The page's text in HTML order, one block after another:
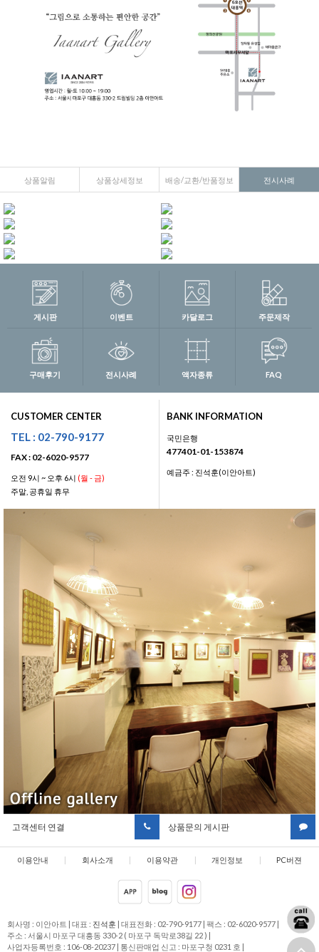
상품알림 상품상세정보 배송/교환/반품정보 전시사례
게시판 이벤트 카달로그 주문제작
구매후기 전시사례 액자종류 FAQ
CUSTOMER CENTER
TEL : 02-790-9177
FAX : 02-6020-9577
오전 9시 ~ 오후 6시 (월 - 금)
주말, 공휴일 휴무
BANK INFORMATION
국민은행
477401-01-153874
예금주 : 진석훈(이안아트)
고객센터 연결 상품문의 게시판
이용안내 회사소개 이용약관 개인정보 PC버젼
회사명 : 이안아트 대표 : 진석훈 대표전화 : 02-790-9177 팩스 : 02-6020-9577
주소 : 서울시 마포구 대흥동 330-2 ( 마포구 독막로38길 22 )
사업자등록번호 : 106-08-20237
통신판매업 신고 : 마포구청 0231 호